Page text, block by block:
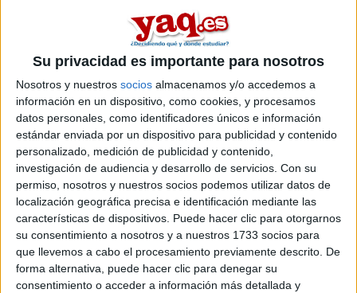
Su privacidad es importante para nosotros
Nosotros y nuestros socios almacenamos y/o accedemos a
información en un dispositivo, como cookies, y procesamos
datos personales, como identificadores únicos e información
estándar enviada por un dispositivo para publicidad y contenido
personalizado, medición de publicidad y contenido,
investigación de audiencia y desarrollo de servicios. Con su
permiso, nosotros y nuestros socios podemos utilizar datos de
localización geográfica precisa e identificación mediante las
características de dispositivos. Puede hacer clic para otorgarnos
su consentimiento a nosotros y a nuestros 1733 socios para
que llevemos a cabo el procesamiento previamente descrito. De
forma alternativa, puede hacer clic para denegar su
consentimiento o acceder a información más detallada y
39. José Javier
Nieto Onsurbe
62. Luisa Vanegas
17. Toya Mateos 40. Campanilla VA
Olmo
18. Andreea
Madalina Mardale
41. Laura Gómez
Rubio
64. Dani Algaba
19. Mari Lorenzo 42. Rayo EV
65. Antonio Medina
Raimundo
20. Elena Nieto
Lorenzo
43. Loren Cano
Soler
66. Javi Benito
21. Diego García
44. Patricia
Bejarano Martín
67. Estela Bibiloni Díaz
22. Elena Torres
45. Nieves
Palomares Román
23. Francisco
Joaquín Chamizo
Castlla
46. Ana Martín
Bernal